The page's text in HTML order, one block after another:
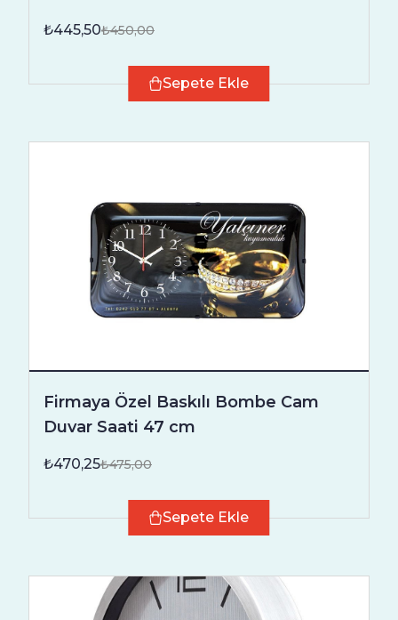
₺445,50₺450,00
Sepete Ekle
Firmaya Özel Baskılı Bombe Cam
Duvar Saati 47 cm
₺470,25₺475,00
Sepete Ekle